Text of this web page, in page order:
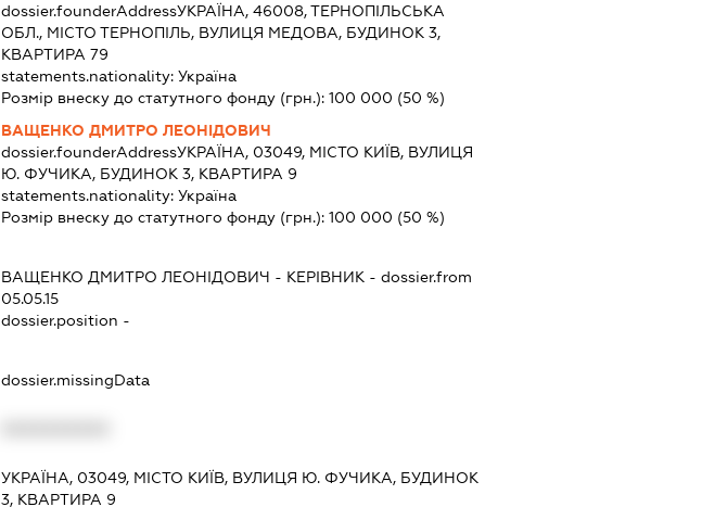
dossier.founderAddressУКРАЇНА, 46008, ТЕРНОПІЛЬСЬКА
ОБЛ., МІСТО ТЕРНОПІЛЬ, ВУЛИЦЯ МЕДОВА, БУДИНОК 3,
КВАРТИРА 79
statements.nationality:Україна
Розмір внеску до статутного фонду (грн.):100 000 (50 %)
ВАЩЕНКО ДМИТРО ЛЕОНІДОВИЧ
dossier.founderAddressУКРАЇНА, 03049, МІСТО КИЇВ, ВУЛИЦЯ
Ю. ФУЧИКА, БУДИНОК 3, КВАРТИРА 9
statements.nationality:Україна
Розмір внеску до статутного фонду (грн.):100 000 (50 %)
ВАЩЕНКО ДМИТРО ЛЕОНІДОВИЧ - КЕРІВНИК - dossier.from
05.05.15
dossier.position -
dossier.missingData
УКРАЇНА, 03049, МІСТО КИЇВ, ВУЛИЦЯ Ю. ФУЧИКА, БУДИНОК
3, КВАРТИРА 9